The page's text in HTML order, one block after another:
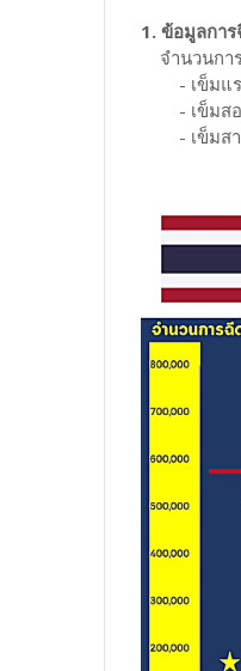
1. ข้อมูลกา
จำนวนกา
- เข็มแรก
- เข็มสอง
- เข็มสาม